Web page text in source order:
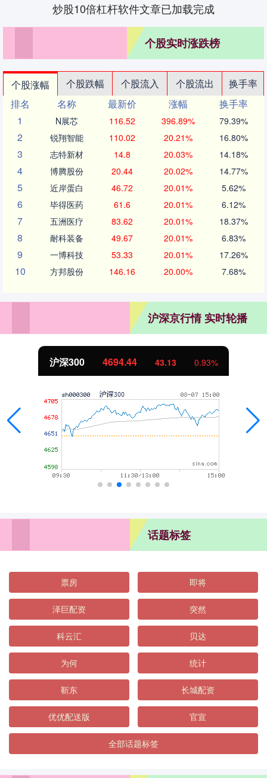
炒股10倍杠杆软件文章已加载完成
个股实时涨跌榜
个股涨幅 个股跌幅 个股流入 个股流出
换手率
排名
名称 最新价 涨幅
换手率
1
N展芯 116.52 396.89% 79.39%
2 锐翔智能 110.02 20.21% 16.80%
3 志特新材 14.8 20.03% 14.18%
4 博腾股份 20.44 20.02% 14.77%
5 近岸蛋白 46.72 20.01% 5.62%
6 毕得医药 61.6 20.01% 6.12%
7 五洲医疗 83.62 20.01% 18.37%
8 耐科装备 49.67 20.01% 6.83%
9 一博科技 53.33 20.01% 17.26%
10 方邦股份 146.16 20.00% 7.68%
沪深京行情 实时轮播
沪深300 4694.44 43.13 0.93%
话题标签
票房 即将
泽巨配资 突然
科云汇 贝达
为何 统计
靳东 长城配资
优优配送版 官宣
全部话题标签